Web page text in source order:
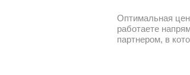
Оптимальная
работаете
партнером, в